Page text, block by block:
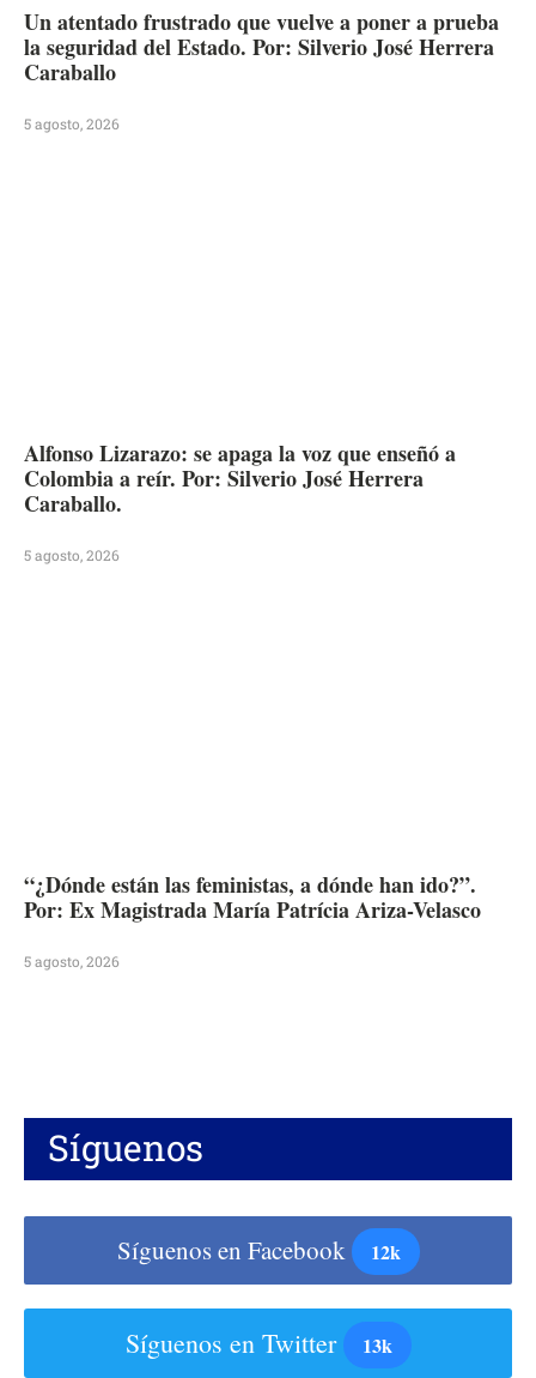
Un atentado frustrado que vuelve a poner a prueba
la seguridad del Estado. Por: Silverio José Herrera
Caraballo
5 agosto, 2026
Alfonso Lizarazo: se apaga la voz que enseñó a
Colombia a reír. Por: Silverio José Herrera
Caraballo.
5 agosto, 2026
“¿Dónde están las feministas, a dónde han ido?”.
Por: Ex Magistrada María Patrícia Ariza-Velasco
5 agosto, 2026
Síguenos
Síguenos en Facebook 12k
Síguenos en Twitter 13k